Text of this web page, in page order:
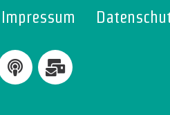
Impressum